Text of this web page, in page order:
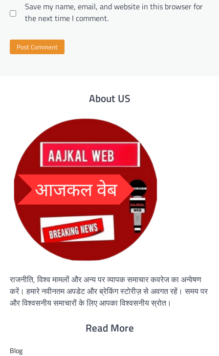
Save my name, email, and website in this browser for
the next time I comment.
About US
राजनीति, विश्व मामलों और अन्य पर व्यापक समाचार कवरेज का अन्वेषण
करें। हमारे नवीनतम अपडेट और ब्रेकिंग स्टोरीज़ से अवगत रहें। समय पर
और विश्वसनीय समाचारों के लिए आपका विश्वसनीय स्रोत।
Read More
Blog